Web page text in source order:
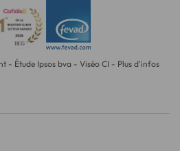
- Étude Ipsos bva - Viséo CI - Plus d'infos